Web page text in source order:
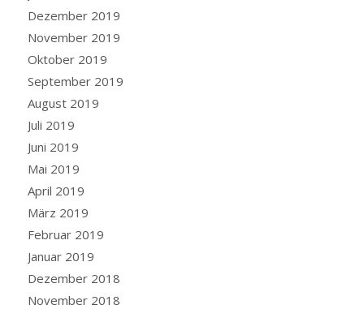
Dezember 2019
November 2019
Oktober 2019
September 2019
August 2019
Juli 2019
Juni 2019
Mai 2019
April 2019
März 2019
Februar 2019
Januar 2019
Dezember 2018
November 2018